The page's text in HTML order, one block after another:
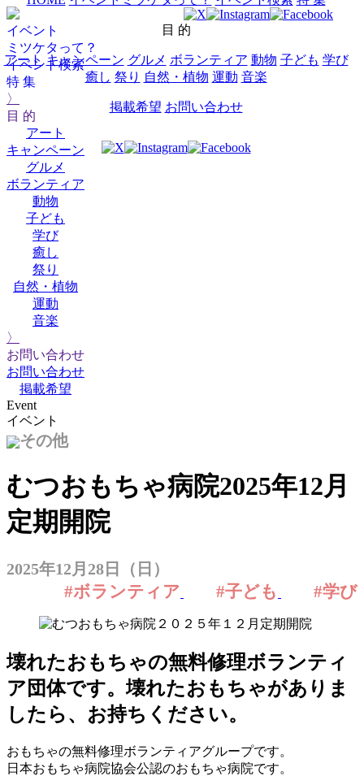
イベント
ミツケタって？
イベント検索
特 集
〉
目 的
アート
キャンペーン
グルメ
ボランティア
動物
子ども
学び
癒し
祭り
自然・植物
運動
音楽
〉
お問い合わせ
お問い合わせ
掲載希望
目 的
アート キャンペーン グルメ ボランティア 動物 子ども 学び
癒し 祭り 自然・植物 運動 音楽
掲載希望 お問い合わせ
Event
イベント
その他
むつおもちゃ病院2025年12月
定期開院
2025年12月28日（日）
#ボランティア #子ども #学び
壊れたおもちゃの無料修理ボランティ
ア団体です。壊れたおもちゃがありま
したら、お持ちください。
おもちゃの無料修理ボランティアグループです。
日本おもちゃ病院協会公認のおもちゃ病院です。